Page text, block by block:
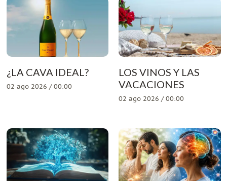
¿LA CAVA IDEAL?
02 ago 2026 / 00:00
LOS VINOS Y LAS
VACACIONES
02 ago 2026 / 00:00